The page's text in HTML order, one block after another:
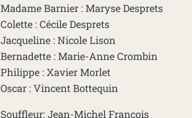
Madame Barnier : Maryse Desprets
Colette : Cécile Desprets
Jacqueline : Nicole Lison
Bernadette : Marie-Anne Crombin
Philippe : Xavier Morlet
Oscar : Vincent Bottequin
Souffleur: Jean-Michel François